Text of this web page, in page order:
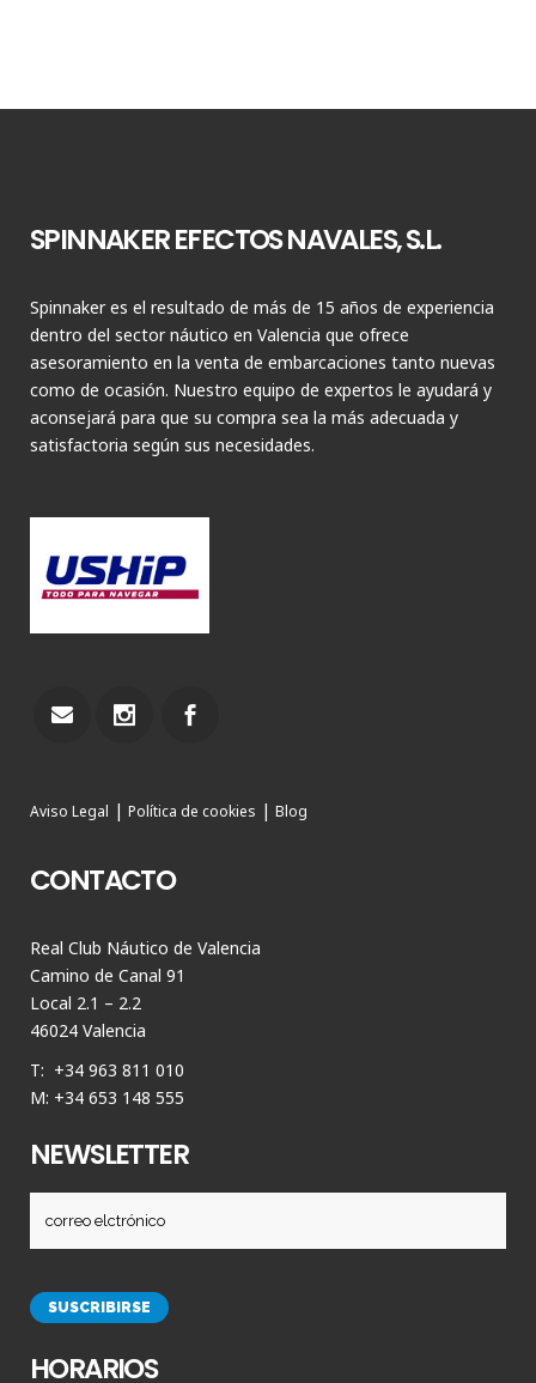
SPINNAKER EFECTOS NAVALES, S.L.
Spinnaker es el resultado de más de 15 años de experiencia
dentro del sector náutico en Valencia que ofrece
asesoramiento en la venta de embarcaciones tanto nuevas
como de ocasión. Nuestro equipo de expertos le ayudará y
aconsejará para que su compra sea la más adecuada y
satisfactoria según sus necesidades.
Aviso Legal | Política de cookies | Blog
CONTACTO
Real Club Náutico de Valencia
Camino de Canal 91
Local 2.1 – 2.2
46024 Valencia
T: +34 963 811 010
M: +34 653 148 555
NEWSLETTER
HORARIOS